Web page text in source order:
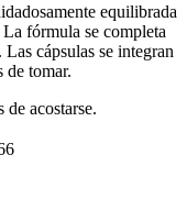
equilibrada
fórmula se completa
cápsulas se integran
de tomar.
de acostarse.